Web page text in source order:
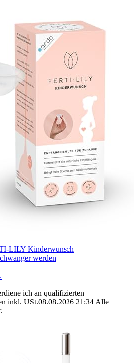
LILY Kinderwunsch
werden
ich an qualifizierten
inkl. USt.08.08.2026 21:34 Alle